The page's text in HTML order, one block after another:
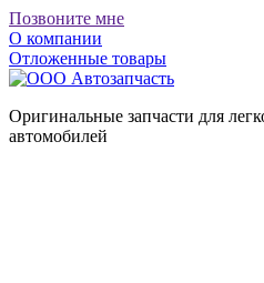
Позвоните мне
О компании
Отложенные товары
Оригинальные запчасти для
автомобилей